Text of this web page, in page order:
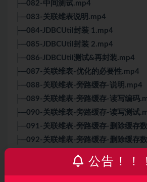
├─082-中间测试.mp4
├─083-关联维表说明.mp4
├─084-JDBCUtil封装 1.mp4
├─085-JDBCUtil封装 2.mp4
├─086-JDBCUtil测试&再封装.mp4
├─087-关联维表-优化的必要性.mp4
├─088-关联维表-旁路缓存-说明.mp4
├─089-关联维表-旁路缓存-读写编码
├─090-关联维表-旁路缓存-读写测试
├─091-关联维表-旁路缓存-删除缓存
├─092-关联维表-旁路缓存-删除缓存
├─093-关联维表-异步IO-说明.mp4
├─094-关联维表-异步IO-API说明.mp4
公告！！